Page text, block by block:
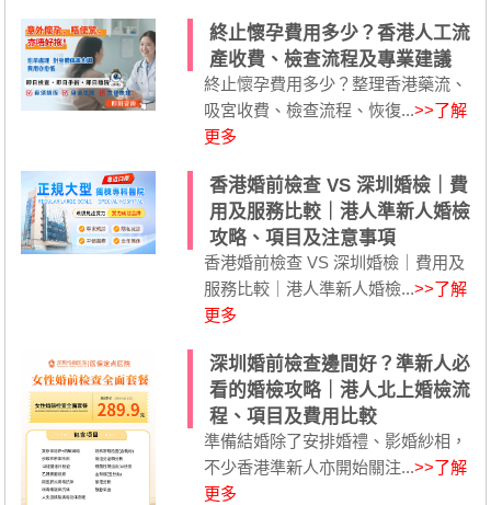
終止懷孕費用多少？香港人工流
產收費、檢查流程及專業建議
終止懷孕費用多少？整理香港藥流、
吸宮收費、檢查流程、恢復...>>了解
更多
香港婚前檢查 VS 深圳婚檢｜費
用及服務比較｜港人準新人婚檢
攻略、項目及注意事項
香港婚前檢查 VS 深圳婚檢｜費用及
服務比較｜港人準新人婚檢...>>了解
更多
深圳婚前檢查邊間好？準新人必
看的婚檢攻略｜港人北上婚檢流
程、項目及費用比較
準備結婚除了安排婚禮、影婚紗相，
不少香港準新人亦開始關注...>>了解
更多